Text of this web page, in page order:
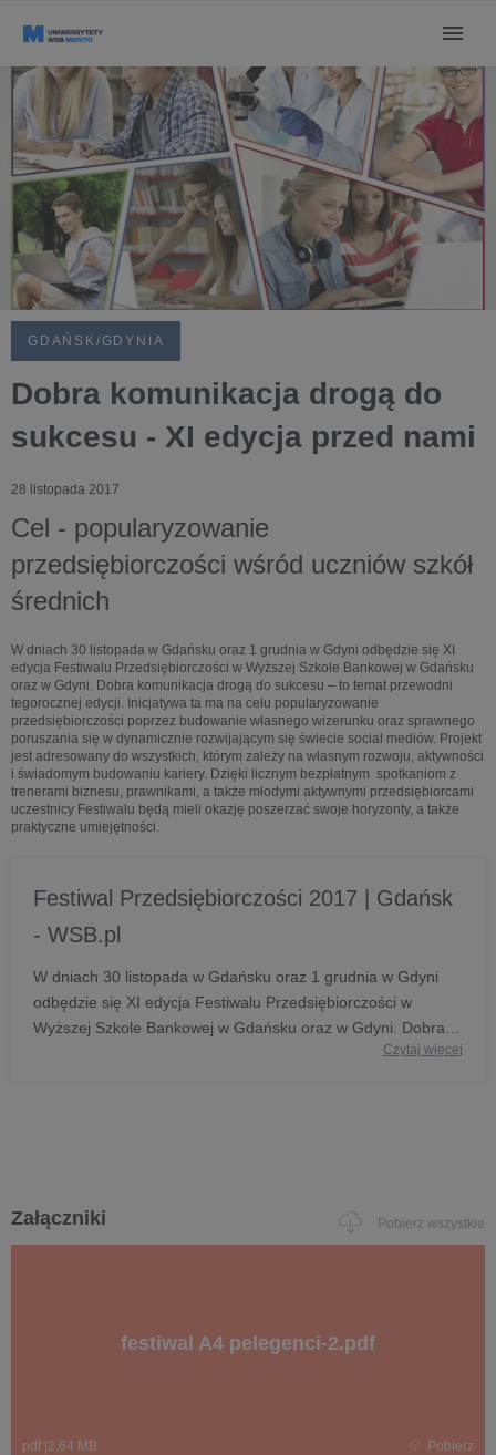
GDAŃSK/GDYNIA
Dobra komunikacja drogą do
sukcesu - XI edycja przed nami
28 listopada 2017
Cel - popularyzowanie
przedsiębiorczości wśród uczniów szkół
średnich
W dniach 30 listopada w Gdańsku oraz 1 grudnia w Gdyni odbędzie się XI
edycja Festiwalu Przedsiębiorczości w Wyższej Szkole Bankowej w Gdańsku
oraz w Gdyni. Dobra komunikacja drogą do sukcesu – to temat przewodni
tegorocznej edycji. Inicjatywa ta ma na celu popularyzowanie
przedsiębiorczości poprzez budowanie własnego wizerunku oraz sprawnego
poruszania się w dynamicznie rozwijającym się świecie social mediów. Projekt
jest adresowany do wszystkich, którym zależy na własnym rozwoju, aktywności
i świadomym budowaniu kariery. Dzięki licznym bezpłatnym spotkaniom z
trenerami biznesu, prawnikami, a także młodymi aktywnymi przedsiębiorcami
uczestnicy Festiwalu będą mieli okazję poszerzać swoje horyzonty, a także
praktyczne umiejętności.
Festiwal Przedsiębiorczości 2017 | Gdańsk
- WSB.pl
W dniach 30 listopada w Gdańsku oraz 1 grudnia w Gdyni
odbędzie się XI edycja Festiwalu Przedsiębiorczości w
Wyższej Szkole Bankowej w Gdańsku oraz w Gdyni. Dobra
komunikacja drogą do sukcesu – to temat przewodniCzytaj więcej
Załączniki Pobierz wszystkie
festiwal A4 pelegenci-2.pdf
pdf 2,64 MB Pobierz